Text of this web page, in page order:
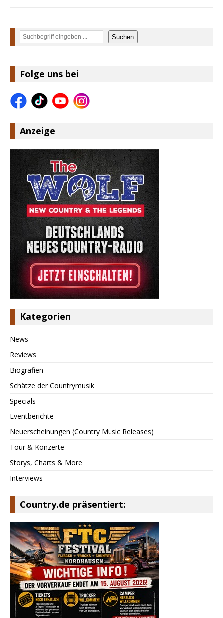
Suchen Suchen
Folge uns bei
Anzeige
Kategorien
News
Reviews
Biografien
Schätze der Countrymusik
Specials
Eventberichte
Neuerscheinungen (Country Music Releases)
Tour & Konzerte
Storys, Charts & More
Interviews
Country.de präsentiert: